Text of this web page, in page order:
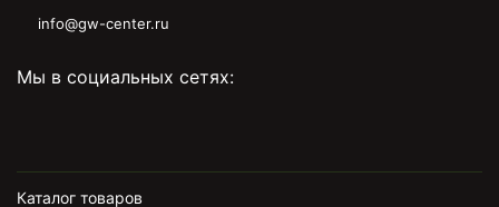
info@gw-center.ru
Мы в социальных сетях:
Каталог товаров